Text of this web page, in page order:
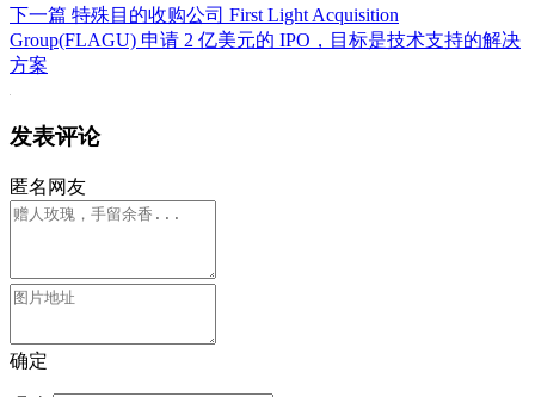
下一篇 特殊目的收购公司 First Light Acquisition
Group(FLAGU) 申请 2 亿美元的 IPO，目标是技术支持的解决
方案
发表评论
匿名网友
确定